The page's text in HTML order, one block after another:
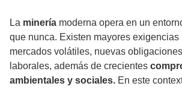
La minería moderna opera en un
que nunca. Existen mayores exigencias
mercados volátiles, nuevas
laborales, además de crecientes
ambientales y sociales. En este